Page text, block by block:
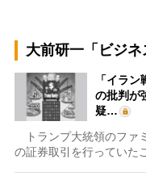
大前研一「ビジ
「イラ
の批判が
疑…
トランプ大統領のファ
の証券取引を行っていた